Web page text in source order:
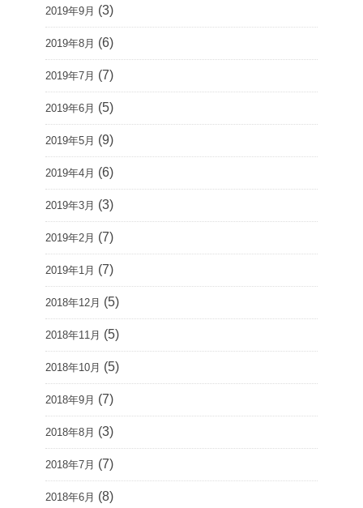
2019年9月 (3)
2019年8月 (6)
2019年7月 (7)
2019年6月 (5)
2019年5月 (9)
2019年4月 (6)
2019年3月 (3)
2019年2月 (7)
2019年1月 (7)
2018年12月 (5)
2018年11月 (5)
2018年10月 (5)
2018年9月 (7)
2018年8月 (3)
2018年7月 (7)
2018年6月 (8)